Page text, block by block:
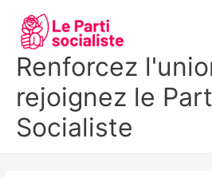
contenu
Renforcez
rejoignez le
Socialiste